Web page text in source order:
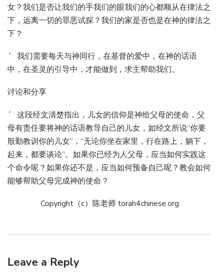
女？我们是否让我们的手我们的眼我们的心都顺从在律法之
下，远离一切的罪恶试探？我们的家是否也是在神的律法之
下？
´ 我们需要每天与神同行，在基督的爱中，在神的话语
中，在圣灵的引导中，才能做到，求主帮助我们。
讨论和分享
´ 这段经文清楚指出，儿女的信仰是神给父母的使命，父
母有责任要将神的话语教导自己的儿女，如经文所说“你要
殷勤教训你的儿女”，“无论你坐在家里，行在路上，躺下，
起来，都要谈论”。如果你已经为人父母，应当如何实践这
个命令呢？如果你还不是，应当如何预备自己呢？教会如何
能够帮助父母完成神的使命？
Copyright（c）陈老师 torah4chinese.org
Leave a Reply